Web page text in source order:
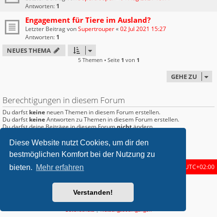
Diese Website nutzt Cookies, um dir den
bestmöglichen Komfort bei der Nutzung zu
bieten. Mehr erfahren
Verstanden!
Antworten: 1
Engagement für Tiere im Ausland?
Letzter Beitrag vonSupertrouper«02 Jul 2021 15:27
Antworten: 1
NEUES THEMA
5 Themen • Seite 1 von 1
GEHE ZU
Berechtigungen in diesem Forum
Du darfst keine neuen Themen in diesem Forum erstellen.
Du darfst keineAntworten zu Themen in diesem Forum erstellen.
Du darfst deine Beiträge in diesem Forumnichtändern.
Du darfstkeineDateianhänge in diesem Forum erstellen.
Startseite Foren-Übersicht UTC+02:00
metrolike style byEric SeguinUpdated for phpBB3.2 by
Powered byphpBB® Forum Software © phpBB Limited
Deutsche Übersetzung durchphpBB.de
Datenschutz|Nutzungsbedingungen